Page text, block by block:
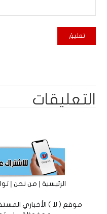
التعليقات
الرئيسية|من نحن|